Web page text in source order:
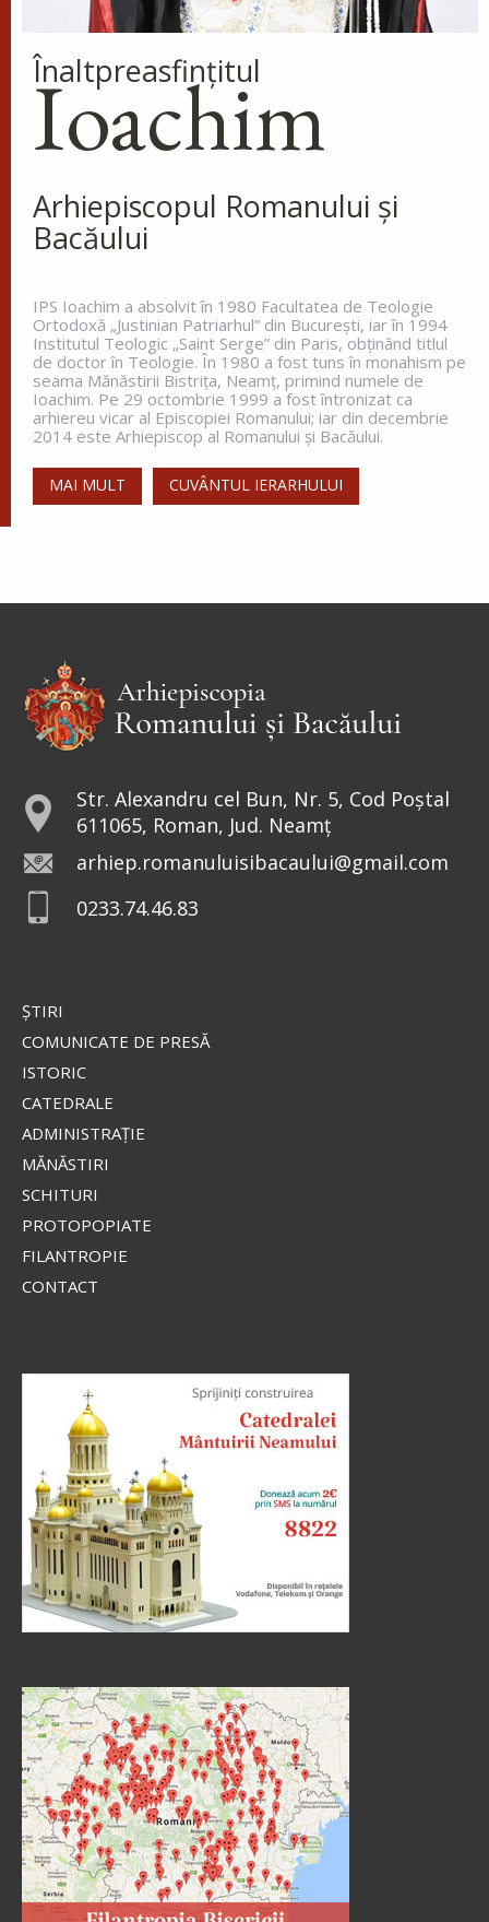
lumii și îngerilor și...
Evanghelia zilei
În vremea aceea s-a apropiat de Iisus un om,
miluiește pe fiul meu, că este lunatic și pătimește
rău, căci adesea cade în...
doxologia.ro
Preia articolele Doxologia în site-ul tău!
Înaltpreasfinţitul
Ioachim
Arhiepiscopul Romanului și
Bacăului
IPS Ioachim a absolvit în 1980 Facultatea de Teologie
Ortodoxă „Justinian Patriarhul” din Bucureşti, iar în 1994
Institutul Teologic „Saint Serge” din Paris, obţinând titlul
de doctor în Teologie. În 1980 a fost tuns în monahism pe
seama Mănăstirii Bistriţa, Neamţ, primind numele de
Ioachim. Pe 29 octombrie 1999 a fost întronizat ca
arhiereu vicar al Episcopiei Romanului; iar din decembrie
2014 este Arhiepiscop al Romanului și Bacăului.
MAI MULT CUVÂNTUL IERARHULUI
Str. Alexandru cel Bun, Nr. 5, Cod Poștal
611065, Roman, Jud. Neamț
arhiep.romanuluisibacaului@gmail.com
0233.74.46.83
ŞTIRI
COMUNICATE DE PRESĂ
ISTORIC
CATEDRALE
ADMINISTRAŢIE
MĂNĂSTIRI
SCHITURI
PROTOPOPIATE
FILANTROPIE
CONTACT